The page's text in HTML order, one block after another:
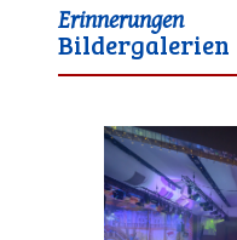
Erinnerungen
Bildergalerien